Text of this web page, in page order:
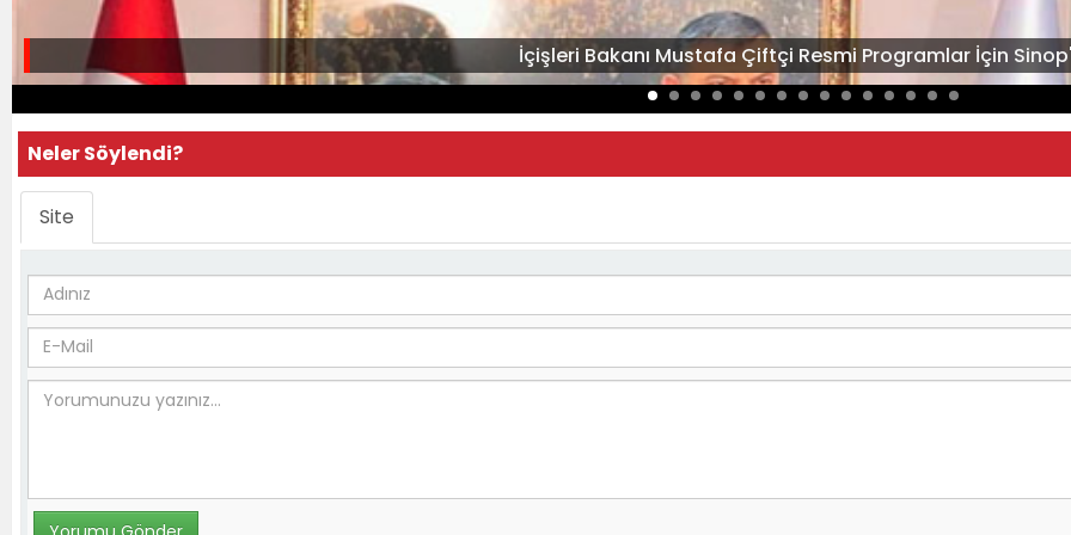
İçişleri Bakanı Mustafa Çiftçi Resmi Programlar İçin
Neler Söylendi?
Site